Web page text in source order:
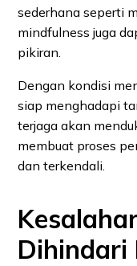
sederhana seperti
mindfulness juga
pikiran.
Dengan kondisi
siap menghadapi
terjaga akan
membuat proses
dan terkendali.
Dihindari